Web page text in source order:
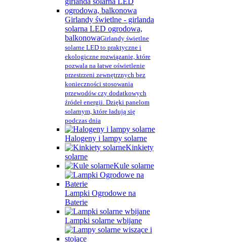
Girlandy świetlne - girlanda
solarna LED ogrodowa,
balkonowaGirlandy świetlne
solarne LED to praktyczne i
ekologiczne rozwiązanie, które
pozwala na łatwe oświetlenie
przestrzeni zewnętrznych bez
konieczności stosowania
przewodów czy dodatkowych
źródeł energii. Dzięki panelom
solarnym, które ładują się
podczas dnia
Halogeny i lampy solarne
Kinkiety
solarne
Kule solarne
Lampki Ogrodowe na
Baterie
Lampki solarne wbijane